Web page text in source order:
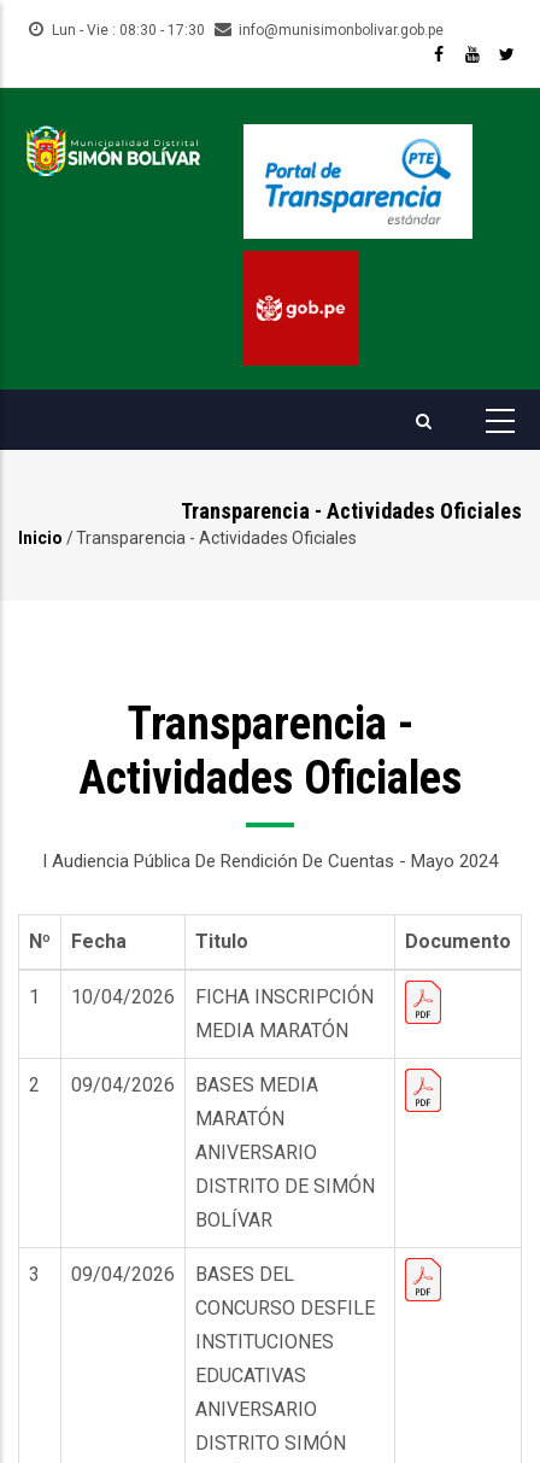
Pasar
contenido
Lun - Vie : 08:30 - 17:30 info@munisimonbolivar.gob.pe
Transparencia - Actividades Oficiales
Sobrescribir
navegación
Inicio /Transparencia - Actividades Oficiales
Transparencia -
Actividades Oficiales
I Audiencia Pública De Rendición De Cuentas - Mayo 2024
Nº Fecha Titulo Documento
1 10/04/2026
FICHA INSCRIPCIÓN
MEDIA MARATÓN
2 09/04/2026
BASES MEDIA
MARATÓN
ANIVERSARIO
DISTRITO DE SIMÓN
BOLÍVAR
3 09/04/2026
BASES DEL
CONCURSO DESFILE
INSTITUCIONES
EDUCATIVAS
ANIVERSARIO
DISTRITO SIMÓN